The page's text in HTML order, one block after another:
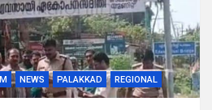
NEWS PALAKKAD REGIONAL